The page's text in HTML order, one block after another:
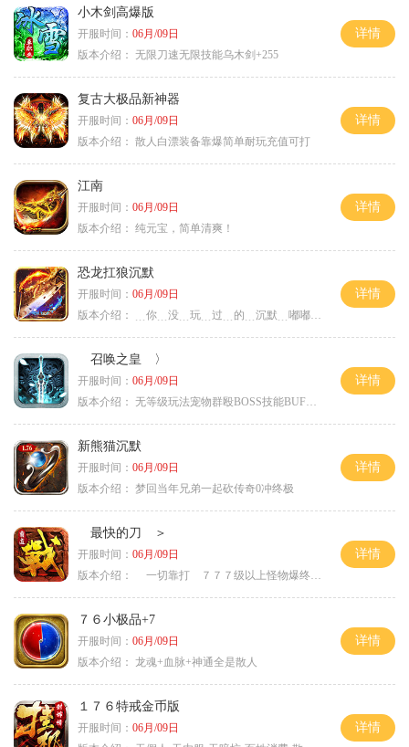
小木剑高爆版
开服时间： 06月/09日
版本介绍： 无限刀速无限技能乌木剑+255
详情
复古大极品新神器
开服时间： 06月/09日
版本介绍： 散人白漂装备靠爆简单耐玩充值可打
详情
江南
开服时间： 06月/09日
版本介绍： 纯元宝，简单清爽！
详情
恐龙扛狼沉默
开服时间： 06月/09日
版本介绍：
﹍你﹍没﹍玩﹍过﹍的﹍沉默﹍嘟嘟﹍武易﹍
详情
召唤之皇 〉
开服时间： 06月/09日
版本介绍： 无等级玩法宠物群殴BOSS技能BUFF铭文B
详情
新熊猫沉默
开服时间： 06月/09日
版本介绍： 梦回当年兄弟一起砍传奇0冲终极
详情
最快的刀 ＞
开服时间： 06月/09日
版本介绍：
一切靠打 ７７７级以上怪物爆终极 ＞
详情
７６小极品+7
开服时间： 06月/09日
版本介绍： 龙魂+血脉+神通全是散人
详情
１７６特戒金币版
开服时间： 06月/09日
详情